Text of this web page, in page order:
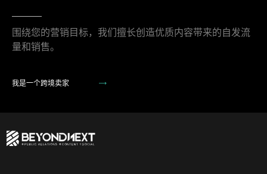
围绕您的营销目标，我们擅长创造优质内容带来的自发流
量和销售。
我是一个跨境卖家